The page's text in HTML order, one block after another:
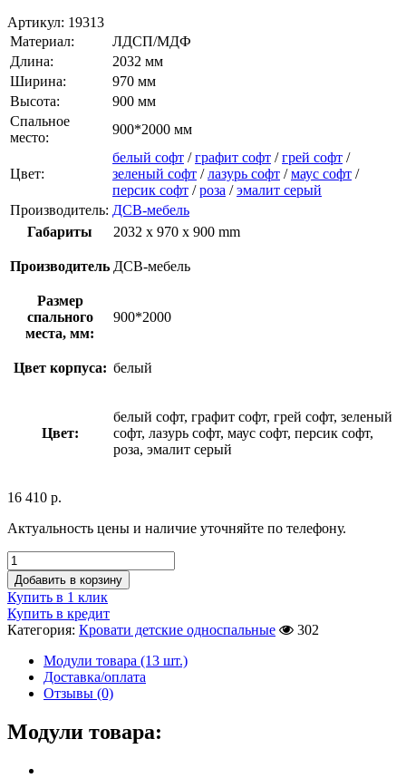
Артикул: 19313
Материал:
ЛДСП/МДФ
Длина:
2032 мм
Ширина:
970 мм
Высота:
900 мм
Спальное
место:
900*2000 мм
Цвет:
белый софт /графит софт /грей софт /
зеленый софт /лазурь софт /маус софт /
персик софт /роза /эмалит серый
Производитель: ДСВ-мебель
Габариты
2032 x 970 x 900 mm
Производитель ДСВ-мебель
Размер
спального
места, мм:
900*2000
Цвет корпуса: белый
Цвет:
белый софт, графит софт, грей софт, зеленый
софт, лазурь софт, маус софт, персик софт,
роза, эмалит серый
16 410 р.
Актуальность цены и наличие уточняйте по телефону.
Добавить в корзину
Купить в 1 клик
Купить в кредит
Категория: Кровати детские односпальные
302
Модули товара (13 шт.)
Доставка/оплата
Отзывы (0)
Модули товара: